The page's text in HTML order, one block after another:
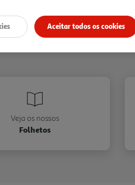
de novo?
Veja os nossos
Folhetos
Aceitar todos os cookies